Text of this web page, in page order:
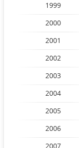
1999
2000
2001
2002
2003
2004
2005
2006
2007